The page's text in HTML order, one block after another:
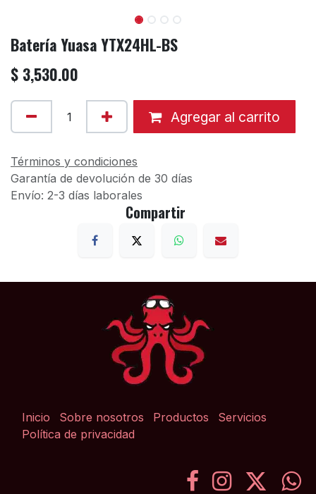
Batería Yuasa YTX24HL-BS
$ 3,530.00
Agregar al carrito
Términos y condiciones
Garantía de devolución de 30 días
Envío: 2-3 días laborales
Compartir
Inicio Sobre nosotros Productos
Servicios
Política de privacidad